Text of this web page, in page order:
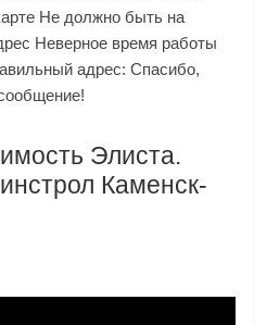
Не должно быть на
Неверное время работы
адрес: Спасибо,
Элиста.
Каменск-